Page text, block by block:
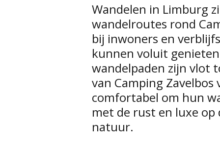
Wandelen in Limburg
wandelroutes rond
bij inwoners en
kunnen voluit
wandelpaden zijn vlot
van Camping
comfortabel om hun
met de rust en luxe op
natuur.